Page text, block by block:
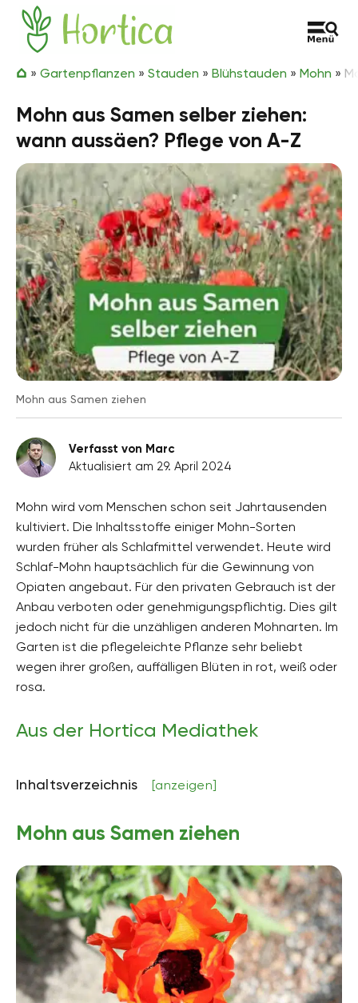
Zum Inhalt springen
Hortica
» Gartenpflanzen » Stauden » Blühstauden » Mohn »
Mohn aus Samen selber ziehen:
wann aussäen? Pflege von A-Z
Mohn aus Samen ziehen
Verfasst von Marc
Aktualisiert am 29. April 2024
Mohn wird vom Menschen schon seit Jahrtausenden
kultiviert. Die Inhaltsstoffe einiger Mohn-Sorten
wurden früher als Schlafmittel verwendet. Heute wird
Schlaf-Mohn hauptsächlich für die Gewinnung von
Opiaten angebaut. Für den privaten Gebrauch ist der
Anbau verboten oder genehmigungspflichtig. Dies gilt
jedoch nicht für die unzähligen anderen Mohnarten. Im
Garten ist die pflegeleichte Pflanze sehr beliebt
wegen ihrer großen, auffälligen Blüten in rot, weiß oder
rosa.
Aus der Hortica Mediathek
Inhaltsverzeichnis [anzeigen]
Mohn aus Samen ziehen